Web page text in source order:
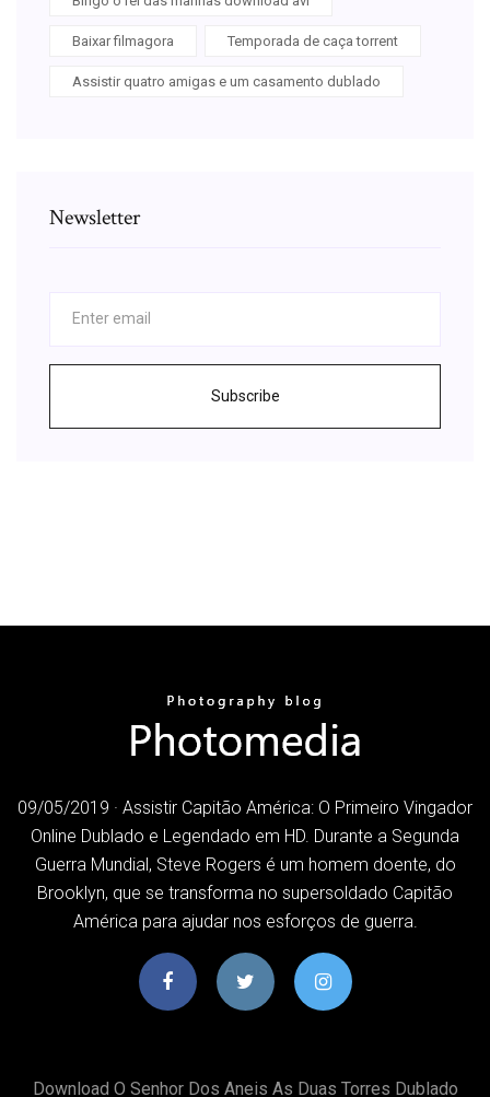
Baixar filmagora Temporada de caça torrent
Assistir quatro amigas e um casamento dublado
Newsletter
Subscribe
09/05/2019 · Assistir Capitão América: O Primeiro Vingador
Online Dublado e Legendado em HD. Durante a Segunda
Guerra Mundial, Steve Rogers é um homem doente, do
Brooklyn, que se transforma no supersoldado Capitão
América para ajudar nos esforços de guerra.
Download O Senhor Dos Aneis As Duas Torres Dublado